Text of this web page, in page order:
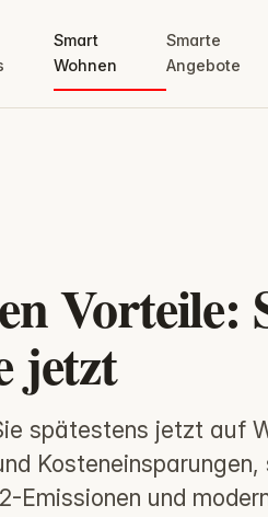
Smart
Wohnen
Smarte
Angebote
Vorteile:
jetzt
spätestens jetzt auf
Emissionen und